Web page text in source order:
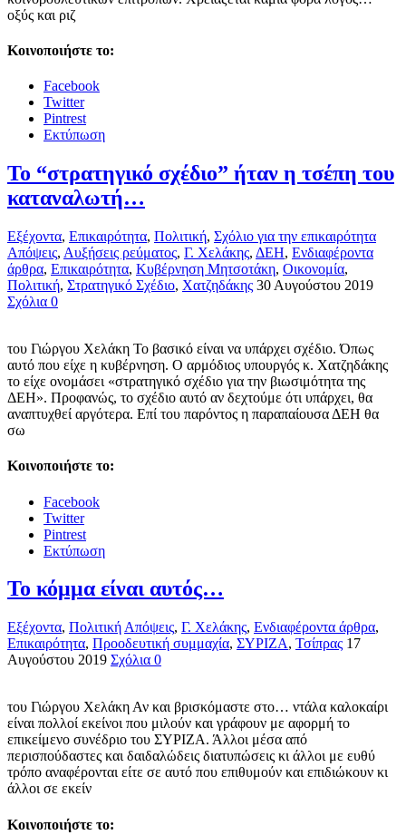
οξύς και ριζ
Κοινοποιήστε το:
Facebook
Twitter
Pintrest
Εκτύπωση
Το “στρατηγικό σχέδιο” ήταν η τσέπη του
καταναλωτή…
Εξέχοντα, Επικαιρότητα, Πολιτική, Σχόλιο για την επικαιρότητα
Απόψεις, Αυξήσεις ρεύματος, Γ. Χελάκης, ΔΕΗ, Ενδιαφέροντα
άρθρα, Επικαιρότητα, Κυβέρνηση Μητσοτάκη, Οικονομία,
Πολιτική, Στρατηγικό Σχέδιο, Χατζηδάκης 30 Αυγούστου 2019
Σχόλια 0
του Γιώργου Χελάκη Το βασικό είναι να υπάρχει σχέδιο. Όπως
αυτό που είχε η κυβέρνηση. Ο αρμόδιος υπουργός κ. Χατζηδάκης
το είχε ονομάσει «στρατηγικό σχέδιο για την βιωσιμότητα της
ΔΕΗ». Προφανώς, το σχέδιο αυτό αν δεχτούμε ότι υπάρχει, θα
αναπτυχθεί αργότερα. Επί του παρόντος η παραπαίουσα ΔΕΗ θα
σω
Κοινοποιήστε το:
Facebook
Twitter
Pintrest
Εκτύπωση
Το κόμμα είναι αυτός…
Εξέχοντα, Πολιτική Απόψεις, Γ. Χελάκης, Ενδιαφέροντα άρθρα,
Επικαιρότητα, Προοδευτική συμμαχία, ΣΥΡΙΖΑ, Τσίπρας 17
Αυγούστου 2019 Σχόλια 0
του Γιώργου Χελάκη Αν και βρισκόμαστε στο… ντάλα καλοκαίρι
είναι πολλοί εκείνοι που μιλούν και γράφουν με αφορμή το
επικείμενο συνέδριο του ΣΥΡΙΖΑ. Άλλοι μέσα από
περισπούδαστες και δαιδαλώδεις διατυπώσεις κι άλλοι με ευθύ
τρόπο αναφέρονται είτε σε αυτό που επιθυμούν και επιδιώκουν κι
άλλοι σε εκείν
Κοινοποιήστε το: